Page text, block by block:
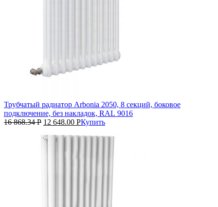
Трубчатый радиатор Arbonia 2050, 8 секций, боковое
подключение, без накладок, RAL 9016
16 868.34Р 12 648.00 РКупить